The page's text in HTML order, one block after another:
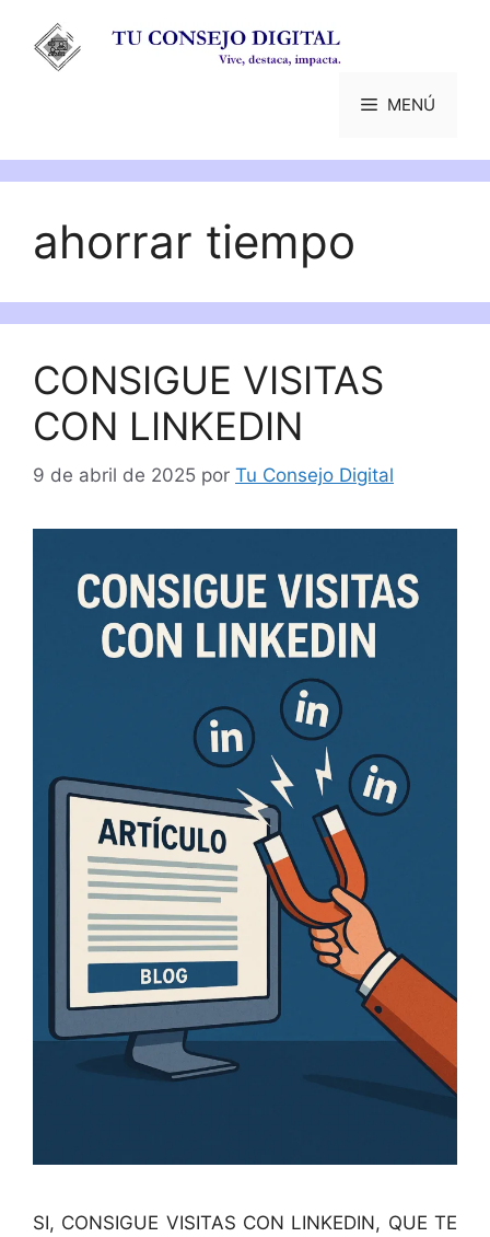
contenido
MENÚ
ahorrar tiempo
CONSIGUE VISITAS
CON LINKEDIN
9 de abril de 2025 por Tu Consejo Digital
SI, CONSIGUE VISITAS CON LINKEDIN, QUE TE